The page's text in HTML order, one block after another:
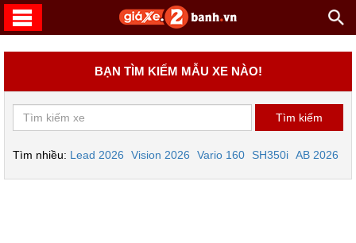
BẠN TÌM KIẾM MẪU XE NÀO!
Tìm nhiều: Lead 2026 Vision 2026 Vario 160 SH350i AB 2026